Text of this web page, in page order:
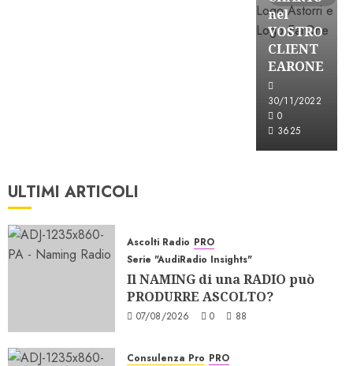
nel
VOSTRO
CLIENT
EARONE
30/11/2022
0
3625
ULTIMI ARTICOLI
Ascolti Radio PRO
Serie "AudiRadio Insights"
Il NAMING di una RADIO può
PRODURRE ASCOLTO?
07/08/2026 0 88
Consulenza Pro PRO